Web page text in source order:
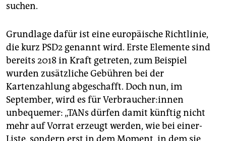
suchen.
Grundlage dafür ist eine europäische Richtlinie,
die kurz PSD2 genannt wird. Erste Elemente sind
bereits 2018 in Kraft getreten, zum Beispiel
wurden zusätzliche Gebüh­ren bei der
Kartenzahlung abgeschafft. Doch nun, im
September, wird es für Verbraucher:innen
unbeque­mer: „TANs dürfen damit künftig nicht
mehr auf Vorrat erzeugt werden, wie bei einer­